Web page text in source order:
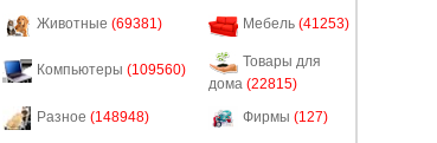
Животные (69381) Мебель (41253)
Компьютеры (109560)
Товары для
дома (22815)
Разное (148948) Фирмы (127)